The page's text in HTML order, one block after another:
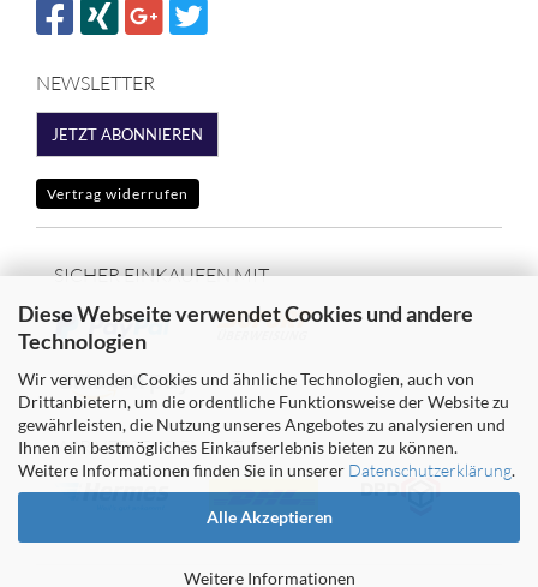
Diese Webseite verwendet Cookies und andere
Technologien
Wir verwenden Cookies und ähnliche Technologien, auch von
Drittanbietern, um die ordentliche Funktionsweise der Website zu
gewährleisten, die Nutzung unseres Angebotes zu analysieren und
Ihnen ein bestmögliches Einkaufserlebnis bieten zu können.
Weitere Informationen finden Sie in unserer Datenschutzerklärung.
Alle Akzeptieren
Weitere Informationen
NEWSLETTER
JETZT ABONNIEREN
Vertrag widerrufen
SICHER EINKAUFEN MIT
WIR VERSENDEN MIT